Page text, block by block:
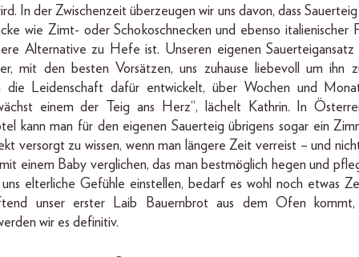
In der Zwischenzeit überzeugen wir uns davon, dass Sauerteig
wie Zimt- oder Schokoschnecken und ebenso italienischer
Alternative zu Hefe ist. Unseren eigenen
mit den besten Vorsätzen, uns zuhause liebevoll um ihn
die Leidenschaft dafür entwickelt, über Wochen und
einem der Teig ans Herz“, lächelt Kathrin. In
kann man für den eigenen Sauerteig übrigens sogar ein
versorgt zu wissen, wenn man längere Zeit verreist – und
einem Baby verglichen, das man bestmöglich hegen und
elterliche Gefühle einstellen, bedarf es wohl noch etwas
unser erster Laib Bauernbrot aus dem Ofen
wir es definitiv.